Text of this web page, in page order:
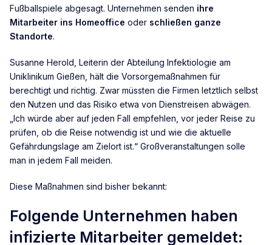
Fußballspiele abgesagt. Unternehmen senden ihre
Mitarbeiter ins Homeoffice oder schließen ganze
Standorte.
Susanne Herold, Leiterin der Abteilung Infektiologie am
Uniklinikum Gießen, hält die Vorsorgemaßnahmen für
berechtigt und richtig. Zwar müssten die Firmen letztlich selbst
den Nutzen und das Risiko etwa von Dienstreisen abwägen.
„Ich würde aber auf jeden Fall empfehlen, vor jeder Reise zu
prüfen, ob die Reise notwendig ist und wie die aktuelle
Gefährdungslage am Zielort ist.“ Großveranstaltungen solle
man in jedem Fall meiden.
Diese Maßnahmen sind bisher bekannt:
Folgende Unternehmen haben
infizierte Mitarbeiter gemeldet: